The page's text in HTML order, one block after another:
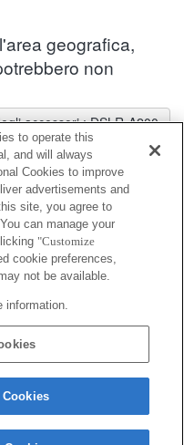
geografica,
non
accessori : DSLR-A200
le foto che desideri scattare
compatibile
to operate this
and will always
Cookies to improve
advertisements and
site, you agree to
can manage your
"Customize
cookie preferences,
not be available.
information.
Cookies